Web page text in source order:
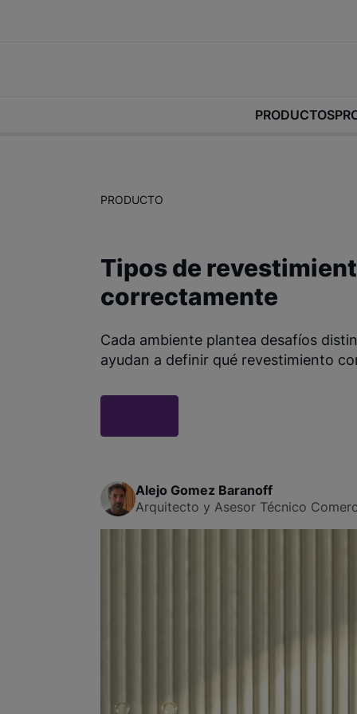
PRODUCTOS
PRODUCTO
Tipos de
correctamente
Cada ambiente plantea desafíos
ayudan a definir qué revestimiento
Alejo Gomez Baranoff
Arquitecto y Asesor Técnico